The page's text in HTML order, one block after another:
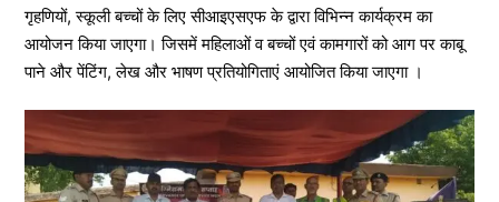
गृहणियों, स्कूली बच्चों के लिए सीआइएसएफ के द्वारा विभिन्न कार्यक्रम का
आयोजन किया जाएगा। जिसमें महिलाओं व बच्चों एवं कामगारों को आग पर काबू
पाने और पेंटिंग, लेख और भाषण प्रतियोगिताएं आयोजित किया जाएगा ।